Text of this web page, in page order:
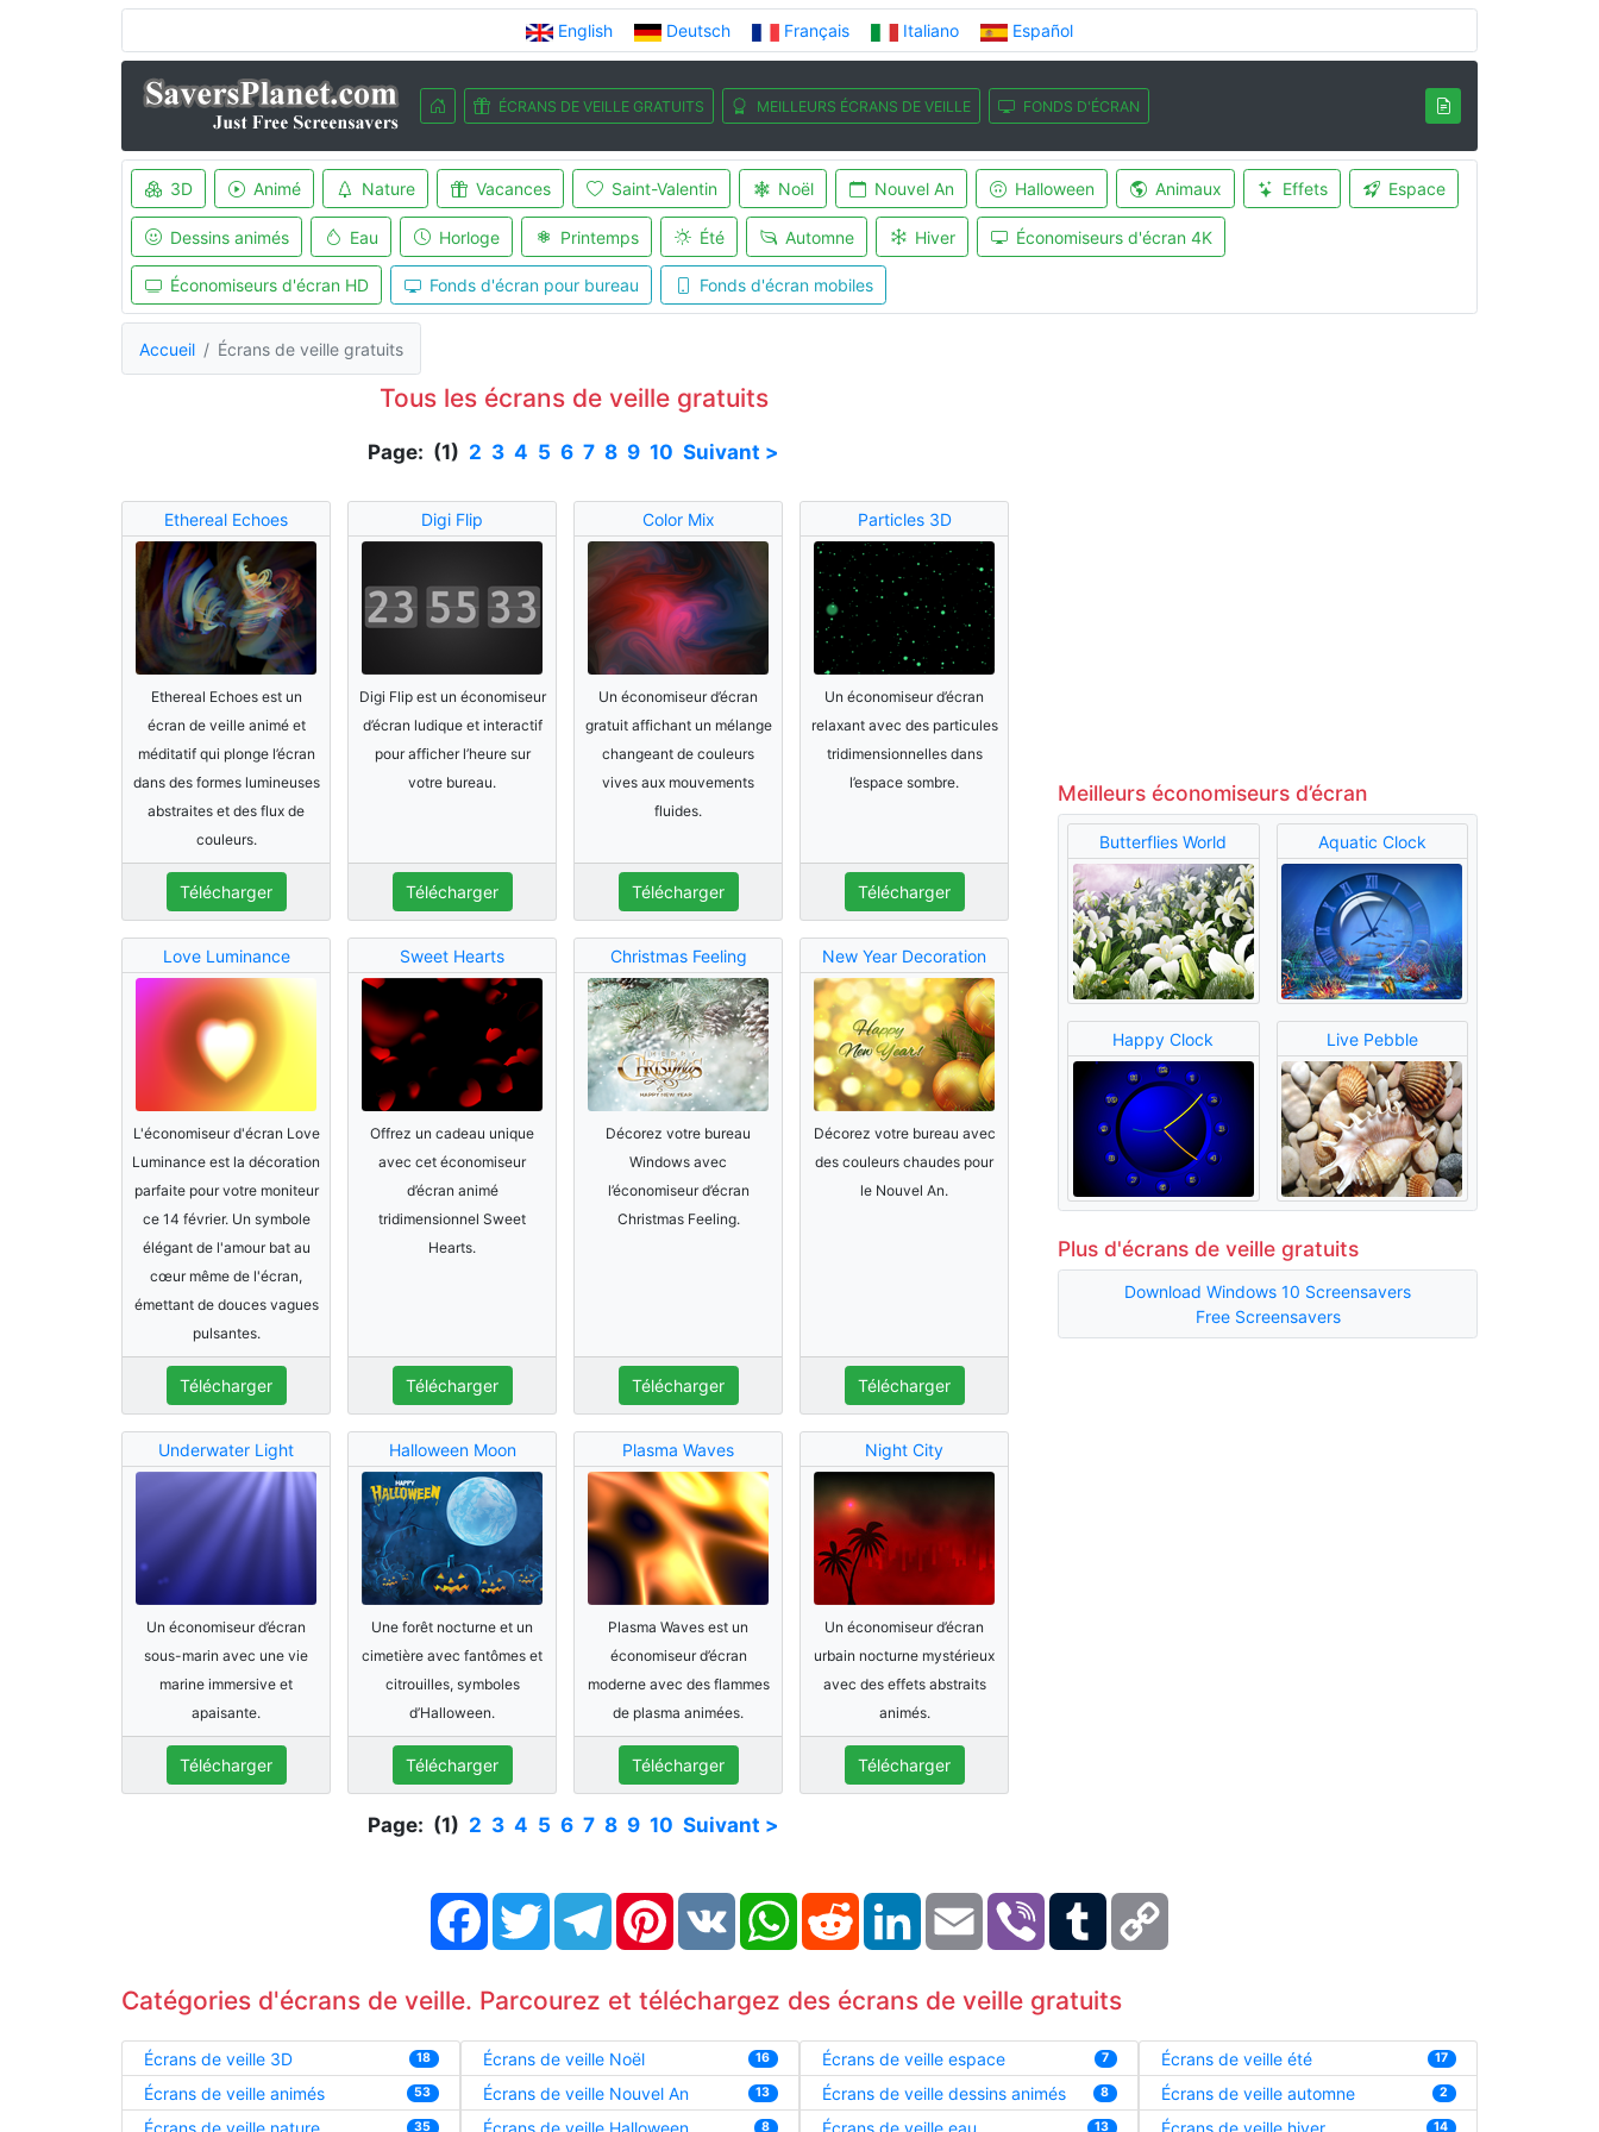
English Deutsch Français Italiano Español
ÉCRANS DE VEILLE GRATUITS MEILLEURS ÉCRANS DE VEILLE FONDS D'ÉCRAN
3D Animé Nature Vacances Saint-Valentin Noël Nouvel An Halloween Animaux Effets Espace
Dessins animés Eau Horloge Printemps Été Automne Hiver Économiseurs d'écran 4K
Économiseurs d'écran HD Fonds d'écran pour bureau Fonds d'écran mobiles
Accueil Écrans de veille gratuits
Tous les écrans de veille gratuits
Page: (1) 2 3 4 5 6 7 8 9 10 Suivant >
Ethereal Echoes
Ethereal Echoes est un
écran de veille animé et
méditatif qui plonge l’écran
dans des formes lumineuses
abstraites et des flux de
couleurs.
Télécharger
Digi Flip
Digi Flip est un économiseur
d’écran ludique et interactif
pour afficher l’heure sur
votre bureau.
Télécharger
Color Mix
Un économiseur d’écran
gratuit affichant un mélange
changeant de couleurs
vives aux mouvements
fluides.
Télécharger
Particles 3D
Un économiseur d’écran
relaxant avec des particules
tridimensionnelles dans
l’espace sombre.
Télécharger
Love Luminance
L'économiseur d'écran Love
Luminance est la décoration
parfaite pour votre moniteur
ce 14 février. Un symbole
élégant de l'amour bat au
cœur même de l'écran,
émettant de douces vagues
pulsantes.
Télécharger
Sweet Hearts
Offrez un cadeau unique
avec cet économiseur
d’écran animé
tridimensionnel Sweet
Hearts.
Télécharger
Christmas Feeling
Décorez votre bureau
Windows avec
l’économiseur d’écran
Christmas Feeling.
Télécharger
New Year Decoration
Décorez votre bureau avec
des couleurs chaudes pour
le Nouvel An.
Télécharger
Underwater Light
Un économiseur d’écran
sous-marin avec une vie
marine immersive et
apaisante.
Télécharger
Halloween Moon
Une forêt nocturne et un
cimetière avec fantômes et
citrouilles, symboles
d’Halloween.
Télécharger
Plasma Waves
Plasma Waves est un
économiseur d’écran
moderne avec des flammes
de plasma animées.
Télécharger
Night City
Un économiseur d’écran
urbain nocturne mystérieux
avec des effets abstraits
animés.
Télécharger
Page: (1) 2 3 4 5 6 7 8 9 10 Suivant >
Meilleurs économiseurs d’écran
Butterflies World Aquatic Clock
Happy Clock Live Pebble
Plus d'écrans de veille gratuits
Download Windows 10 Screensavers
Free Screensavers
FacebookTwitter TelegramPinterestVK WhatsAppReddit LinkedIn Email Viber Tumblr
Catégories d'écrans de veille. Parcourez et téléchargez des écrans de veille gratuits
Écrans de veille 3D 18
Écrans de veille animés 53
Écrans de veille nature 35
Écrans de veille Noël 16
Écrans de veille Nouvel An 13
Écrans de veille Halloween 8
Écrans de veille espace 7
Écrans de veille dessins animés 8
Écrans de veille eau 13
Écrans de veille été 17
Écrans de veille automne 2
Écrans de veille hiver 14